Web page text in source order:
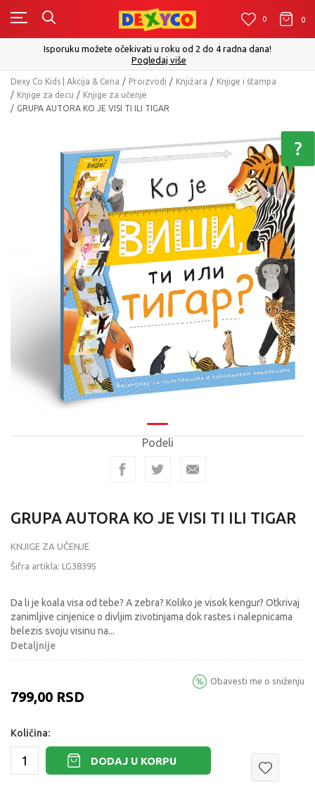
0 0 0
Isporuku možete očekivati u roku od 2 do 4 radna dana!
Pogledaj više
Dexy Co Kids | Akcija & Cena Proizvodi Knjižara
Knjige i štampa
Knjige za decu
Knjige za učenje
GRUPA AUTORA KO JE VISI TI ILI TIGAR
Podeli
GRUPA AUTORA KO JE VISI TI ILI TIGAR
KNJIGE ZA UČENJE
Šifra artikla: LG38395
Da li je koala visa od tebe? A zebra? Koliko je visok kengur? Otkrivaj
zanimljive cinjenice o divljim zivotinjama dok rastes i nalepnicama
belezis svoju visinu na...
Detaljnije
799,00 RSD
Obavesti me o sniženju
Količina:
DODAJ U KORPU